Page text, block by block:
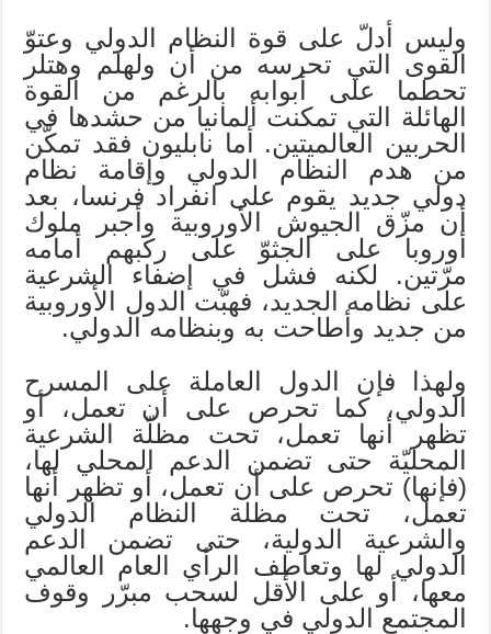
وليس أدلّ على قوة النظام الدولي وعتوّ
القوى التي تحرسه من أن ولهلم وهتلر
تحطما على أبوابه بالرغم من القوة
الهائلة التي تمكنت ألمانيا من حشدها في
الحربين العالميتين. أما نابليون فقد تمكّن
من هدم النظام الدولي وإقامة نظام
دولي جديد يقوم على انفراد فرنسا، بعد
أن مزّق الجيوش الأوروبية وأجبر ملوك
أوروبا على الجثوّ على ركبهم أمامه
مرّتين. لكنه فشل في إضفاء الشرعية
على نظامه الجديد، فهبّت الدول الأوروبية
من جديد وأطاحت به وبنظامه الدولي.
ولهذا فإن الدول العاملة على المسرح
الدولي، كما تحرص على أن تعمل، أو
تظهر أنها تعمل، تحت مظلّة الشرعية
المحليّة حتى تضمن الدعم المحلي لها،
(فإنها) تحرص على أن تعمل، أو تظهر أنها
تعمل، تحت مظلة النظام الدولي
والشرعية الدولية، حتى تضمن الدعم
الدولي لها وتعاطف الرأي العام العالمي
معها، أو على الأقل لسحب مبرّر وقوف
المجتمع الدولي في وجهها.